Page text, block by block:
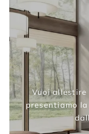
Vuoi
presentiamo